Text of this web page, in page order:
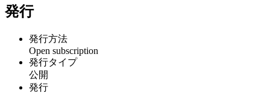
発行
発行方法
Open subscription
発行タイプ
公開
発行